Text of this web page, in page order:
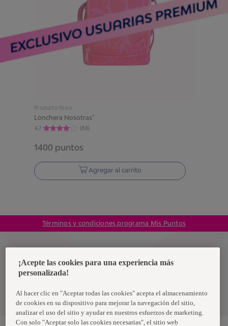
Producto físico
Lonchera Nosotras®
4.7 (88)
1400 puntos
Agregar al carrito
Términos y condiciones programa Mis Puntos
Términos y condiciones
¡Acepte las cookies para una experiencia más
personalizada!
Al hacer clic en "Aceptar todas las cookies" acepta el almacenamiento
de cookies en su dispositivo para mejorar la navegación del sitio,
analizar el uso del sitio y ayudar en nuestros esfuerzos de marketing.
Con solo "Aceptar solo las cookies necesarias", el sitio web